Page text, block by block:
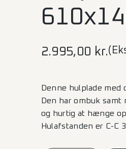
2.995,00 kr.
Denne hulplade med
Den har ombuk
og hurtig at hænge
Hulafstanden er C-C